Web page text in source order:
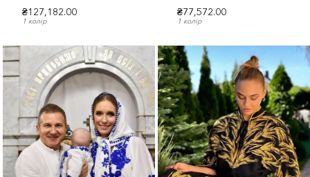
₴127,182.00
1 колір
₴77,572.00
1 колір